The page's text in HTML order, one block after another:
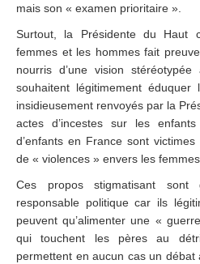
mais son « examen prioritaire ».
Surtout, la Présidente du Haut
femmes et les hommes fait
nourris d’une vision
souhaitent légitimement
insidieusement renvoyés par la
actes d’incestes sur les
d’enfants en France sont
de « violences » envers les femmes.
Ces propos stigmatisant
responsable politique car ils
peuvent qu’alimenter une «
qui touchent les pères au
permettent en aucun cas un